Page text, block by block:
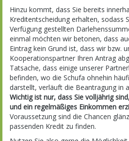
Hinzu kommt, dass Sie bereits
Kreditentscheidung erhalten, sodass
Verfügung gestellten
einmal möchten wir betonen, dass
Eintrag kein Grund ist, dass wir bzw.
Kooperationspartner Ihren Antrag
Tatsache, dass einige unserer
befinden, wo die Schufa ohnehin
darstellt, verläuft die Beantragung in
Wichtig ist nur, dass Sie volljährig
und ein regelmäßiges Einkommen
Voraussetzung sind die Chancen
passenden Kredit zu finden.